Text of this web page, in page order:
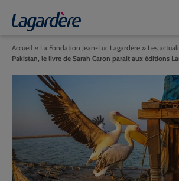
Accueil » La Fondation Jean-Luc Lagardère » Les
Pakistan, le livre de Sarah Caron parait aux éditions